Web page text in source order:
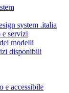
system .italia
e servizi
modelli
disponibili
e accessibile